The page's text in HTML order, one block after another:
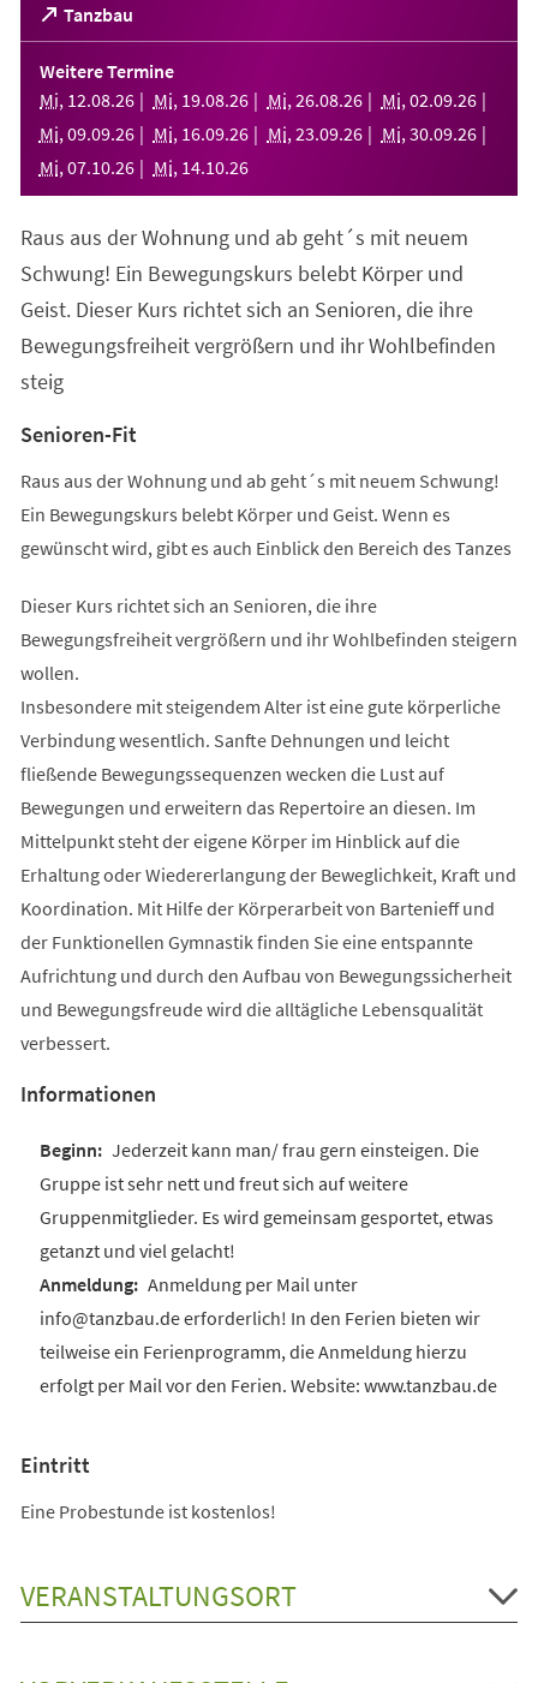
Tanzbau
(Öffnet
in
einem
neuen
Tab)
Weitere Termine
Mi, 12.08.26 Mi, 19.08.26 Mi, 26.08.26 Mi, 02.09.26
Mi, 09.09.26 Mi, 16.09.26 Mi, 23.09.26 Mi, 30.09.26
Mi, 07.10.26 Mi, 14.10.26
Raus aus der Wohnung und ab geht´s mit neuem
Schwung! Ein Bewegungskurs belebt Körper und
Geist. Dieser Kurs richtet sich an Senioren, die ihre
Bewegungsfreiheit vergrößern und ihr Wohlbefinden
steig
Senioren-Fit
Raus aus der Wohnung und ab geht´s mit neuem Schwung!
Ein Bewegungskurs belebt Körper und Geist. Wenn es
gewünscht wird, gibt es auch Einblick den Bereich des Tanzes
Dieser Kurs richtet sich an Senioren, die ihre
Bewegungsfreiheit vergrößern und ihr Wohlbefinden steigern
wollen.
Insbesondere mit steigendem Alter ist eine gute körperliche
Verbindung wesentlich. Sanfte Dehnungen und leicht
fließende Bewegungssequenzen wecken die Lust auf
Bewegungen und erweitern das Repertoire an diesen. Im
Mittelpunkt steht der eigene Körper im Hinblick auf die
Erhaltung oder Wiedererlangung der Beweglichkeit, Kraft und
Koordination. Mit Hilfe der Körperarbeit von Bartenieff und
der Funktionellen Gymnastik finden Sie eine entspannte
Aufrichtung und durch den Aufbau von Bewegungssicherheit
und Bewegungsfreude wird die alltägliche Lebensqualität
verbessert.
Informationen
Jederzeit kann man/ frau gern einsteigen. Die
Gruppe ist sehr nett und freut sich auf weitere
Gruppenmitglieder. Es wird gemeinsam gesportet, etwas
getanzt und viel gelacht!
Anmeldung per Mail unter
info@tanzbau.de erforderlich! In den Ferien bieten wir
teilweise ein Ferienprogramm, die Anmeldung hierzu
erfolgt per Mail vor den Ferien. Website: www.tanzbau.de
Eintritt
Eine Probestunde ist kostenlos!
VERANSTALTUNGSORT